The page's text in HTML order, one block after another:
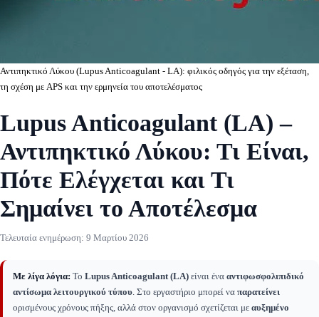
Αντιπηκτικό Λύκου (Lupus Anticoagulant - LA): φιλικός οδηγός για την εξέταση,
τη σχέση με APS και την ερμηνεία του αποτελέσματος
Lupus Anticoagulant (LA) –
Αντιπηκτικό Λύκου: Τι Είναι,
Πότε Ελέγχεται και Τι
Σημαίνει το Αποτέλεσμα
Τελευταία ενημέρωση: 9 Μαρτίου 2026
Με λίγα λόγια: Το Lupus Anticoagulant (LA) είναι ένα αντιφωσφολιπιδικό
αντίσωμα λειτουργικού τύπου. Στο εργαστήριο μπορεί να παρατείνει
ορισμένους χρόνους πήξης, αλλά στον οργανισμό σχετίζεται με αυξημένο